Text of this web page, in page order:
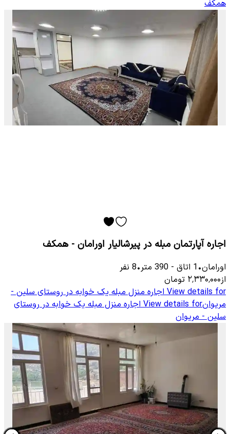
همکف
اجاره آپارتمان مبله در پیرشالیار اورامان - همکف
اورامان•
1 اتاق -
390 متر•
8 نفر
از۲٬۳۳۰٬۰۰۰ تومان
View details for اجاره منزل مبله یک خوابه در روستای سلین -
مریوانView details for اجاره منزل مبله یک خوابه در روستای
سلین - مریوان